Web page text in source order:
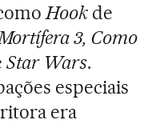
Hook de
3, Como
Star Wars.
especiais
era